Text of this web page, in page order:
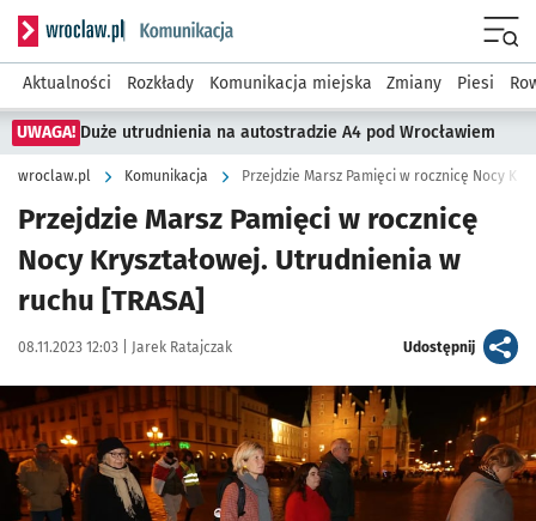
Serwis informacyjny wroclaw.pl podserwis: Komunikacja
Aktualności Rozkłady Komunikacja miejska Zmiany Piesi
UWAGA! Duże utrudnienia na autostradzie A4 pod Wrocławiem
wroclaw.pl Komunikacja
Przejdzie Marsz Pamięci w rocznicę
Nocy Kryształowej. Utrudnienia w
ruchu [TRASA]
Data publikacji:
08.11.2023 12:03 | Autor:
Jarek Ratajczak Udostępnijartykuł
Kliknij, aby powiększyć